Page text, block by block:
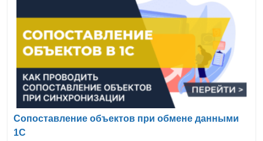
Сопоставление объектов при обмене данными
1С